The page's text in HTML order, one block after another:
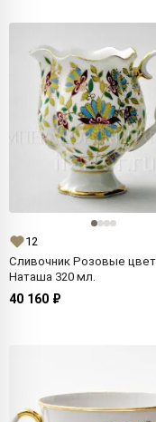
12
Сливочник Розовые
Наташа 320 мл.
40 160 ₽